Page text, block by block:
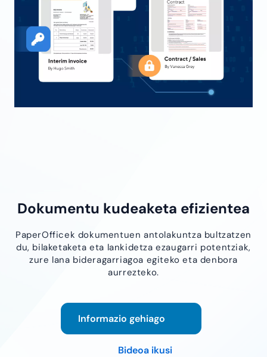
Dokumentu kudeaketa efizientea
PaperOfficek dokumentuen antolakuntza bultzatzen
du, bilaketaketa eta lankidetza ezaugarri potentziak,
zure lana bideragarriagoa egiteko eta denbora
aurrezteko.
Informazio gehiago
Bideoa ikusi